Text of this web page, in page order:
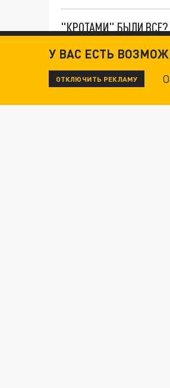
"КРОТАМИ" БЫЛИ ВСЕ?
ДАНЯ С ДАШЕЙ
У ВАС ЕСТЬ
ОТКЛЮЧИТЬ РЕКЛАМУ